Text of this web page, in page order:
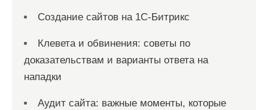
Создание сайтов на 1С-Битрикс
Клевета и обвинения: советы по
доказательствам и варианты ответа на
нападки
Аудит сайта: важные моменты, которые